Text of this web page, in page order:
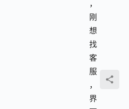
，
刚
想
找
客
服
，
界